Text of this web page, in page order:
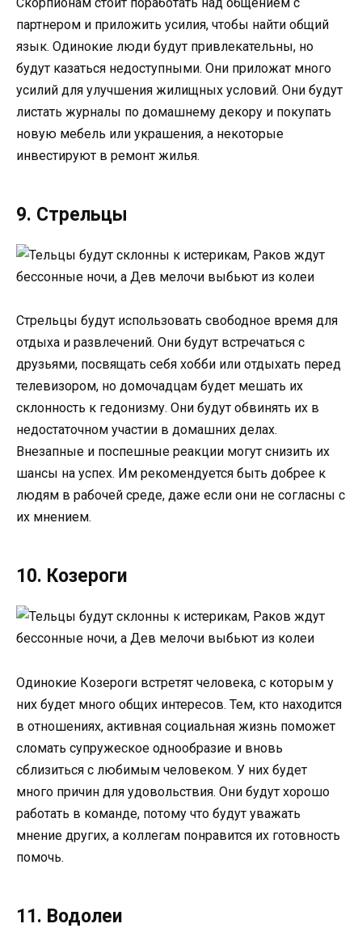
партнером и приложить усилия, чтобы найти общий
язык. Одинокие люди будут привлекательны, но
будут казаться недоступными. Они приложат много
усилий для улучшения жилищных условий. Они будут
листать журналы по домашнему декору и покупать
новую мебель или украшения, а некоторые
инвестируют в ремонт жилья.
9. Стрельцы
Стрельцы будут использовать свободное время для
отдыха и развлечений. Они будут встречаться с
друзьями, посвящать себя хобби или отдыхать перед
телевизором, но домочадцам будет мешать их
склонность к гедонизму. Они будут обвинять их в
недостаточном участии в домашних делах.
Внезапные и поспешные реакции могут снизить их
шансы на успех. Им рекомендуется быть добрее к
людям в рабочей среде, даже если они не согласны с
их мнением.
10. Козероги
Одинокие Козероги встретят человека, с которым у
них будет много общих интересов. Тем, кто находится
в отношениях, активная социальная жизнь поможет
сломать супружеское однообразие и вновь
сблизиться с любимым человеком. У них будет
много причин для удовольствия. Они будут хорошо
работать в команде, потому что будут уважать
мнение других, а коллегам понравится их готовность
помочь.
11. Водолеи